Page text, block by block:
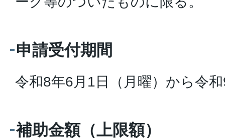
申請受付期間
令和8年6月1日（月曜）から令
補助金額（上限額）